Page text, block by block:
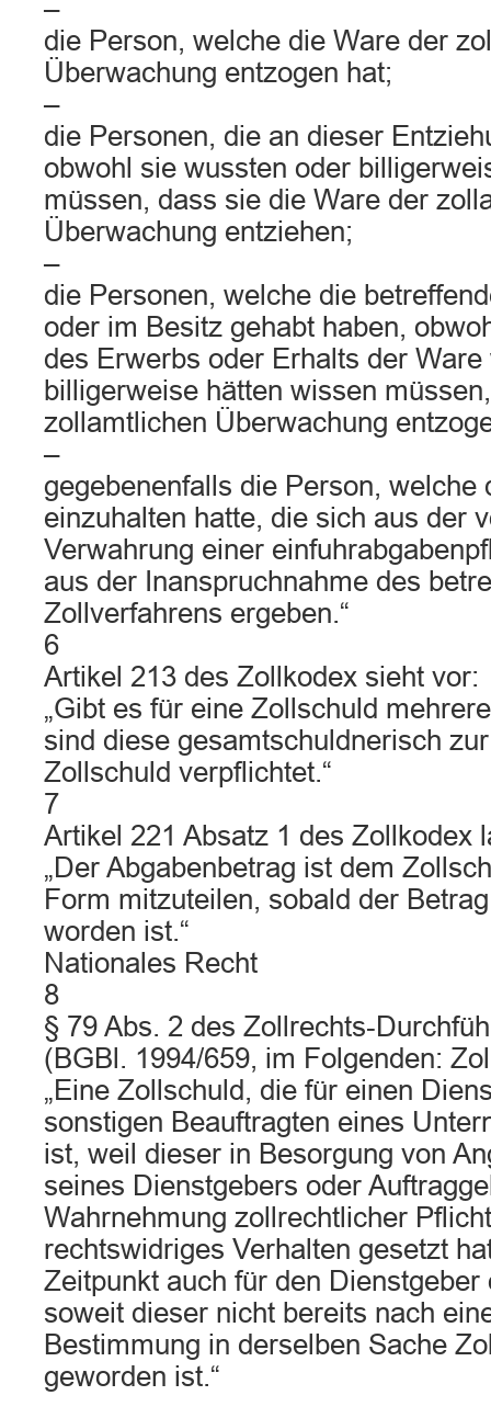
–
die Person, welche die Ware der
Überwachung entzogen hat;
–
die Personen, die an dieser
obwohl sie wussten oder
müssen, dass sie die Ware der
Überwachung entziehen;
–
die Personen, welche die
oder im Besitz gehabt haben,
des Erwerbs oder Erhalts der
billigerweise hätten wissen
zollamtlichen Überwachung
–
gegebenenfalls die Person, welche
einzuhalten hatte, die sich aus der
Verwahrung einer
aus der Inanspruchnahme des
Zollverfahrens ergeben.“
6
Artikel 213 des Zollkodex sieht vor:
„Gibt es für eine Zollschuld
sind diese gesamtschuldnerisch
Zollschuld verpflichtet.“
7
Artikel 221 Absatz 1 des Zollkodex
„Der Abgabenbetrag ist dem
Form mitzuteilen, sobald der
worden ist.“
Nationales Recht
8
§ 79 Abs. 2 des
(BGBl. 1994/659, im Folgenden:
„Eine Zollschuld, die für einen
sonstigen Beauftragten eines
ist, weil dieser in Besorgung von
seines Dienstgebers oder
Wahrnehmung zollrechtlicher
rechtswidriges Verhalten gesetzt
Zeitpunkt auch für den Dienstgeber
soweit dieser nicht bereits nach
Bestimmung in derselben Sache
geworden ist.“